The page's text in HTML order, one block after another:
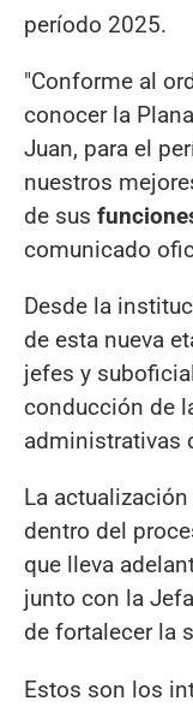
período 2025.
"Conforme al
conocer la
Juan, para el
nuestros
de sus
comunicado
Desde la
de esta nueva
jefes y
conducción de
administrativas
La
dentro del
que lleva
junto con la
de fortalecer la
Estos son los